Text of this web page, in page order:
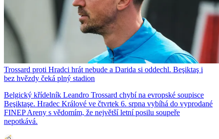
Trossard proti Hradci hrát nebude a Darida si oddechl. Beşiktaş i
bez hvězdy čeká plný stadion
Belgický křídelník Leandro Trossard chybí na evropské soupisce
Beşiktaşe. Hradec Králové ve čtvrtek 6. srpna vybíhá do vyprodané
FINEP Areny s vědomím, že největší letní posilu soupeře
nepotkává.